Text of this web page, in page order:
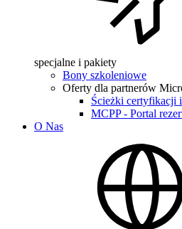
specjalne i pakiety
Bony szkoleniowe
Oferty dla partnerów
Ścieżki certyfikacji
MCPP - Portal
O Nas